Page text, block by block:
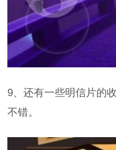
9、还有一些明信片的
不错。